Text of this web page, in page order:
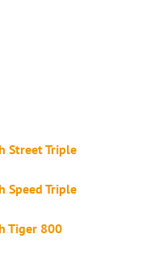
Street Triple
Speed Triple
Tiger 800